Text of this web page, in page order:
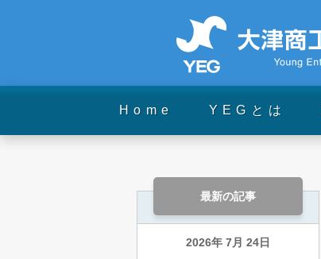
Home YEGとは
最新の記事
2026年 7月 24日